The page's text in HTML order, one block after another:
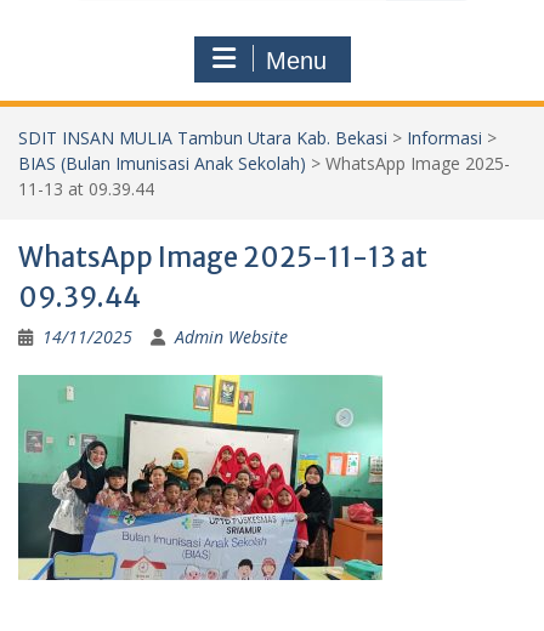
Menu
SDIT INSAN MULIA Tambun Utara Kab. Bekasi > Informasi >
BIAS (Bulan Imunisasi Anak Sekolah) > WhatsApp Image 2025-
11-13 at 09.39.44
WhatsApp Image 2025-11-13 at
09.39.44
14/11/2025 Admin Website